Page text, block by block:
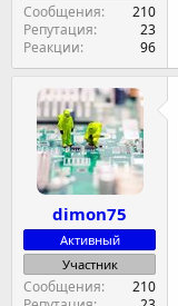
Сообщения
210
Репутация
23
Реакции
96
dimon75
Активный
Участник
Сообщения
210